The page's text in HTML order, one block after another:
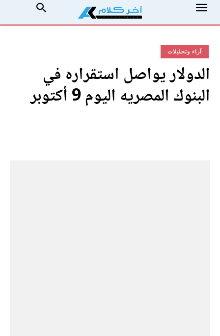
آراء وتحليلات
الدولار يواصل استقراره في
البنوك المصريه اليوم 9 أكتوبر